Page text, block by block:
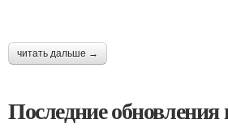
читать дальше →
Последние обновления